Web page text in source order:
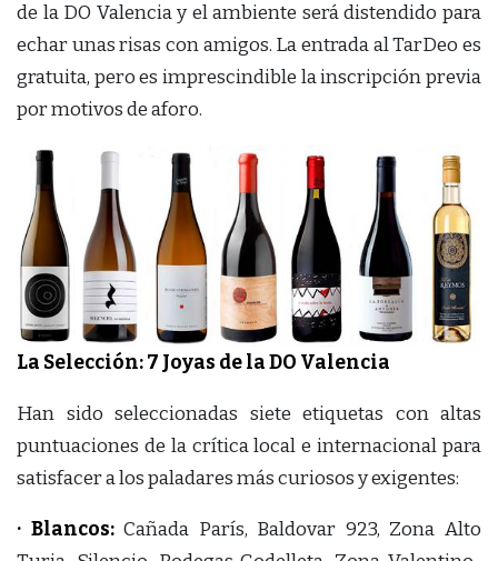
de la DO Valencia y el ambiente será distendido para
echar unas risas con amigos. La entrada al TarDeo es
gratuita, pero es imprescindible la inscripción previa
por motivos de aforo.
La Selección: 7 Joyas de la DO Valencia
Han sido seleccionadas siete etiquetas con altas
puntuaciones de la crítica local e internacional para
satisfacer a los paladares más curiosos y exigentes:
· Blancos:Cañada París, Baldovar 923, Zona Alto